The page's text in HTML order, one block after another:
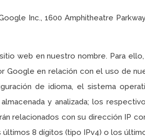
Inc., 1600 Amphitheatre
web en nuestro nombre. Para
Google en relación con el uso de
de idioma, el sistema
y analizada; los
relacionados con su dirección IP
8 dígitos (tipo IPv4) o los